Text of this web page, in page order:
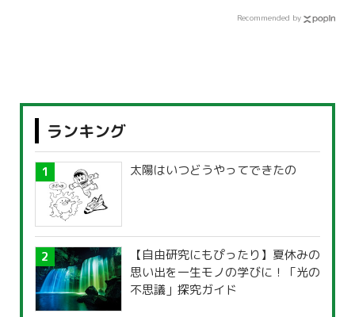
Recommended by
ランキング
太陽はいつどうやってできたの
【自由研究にもぴったり】夏休みの
思い出を一生モノの学びに！「光の
不思議」探究ガイド